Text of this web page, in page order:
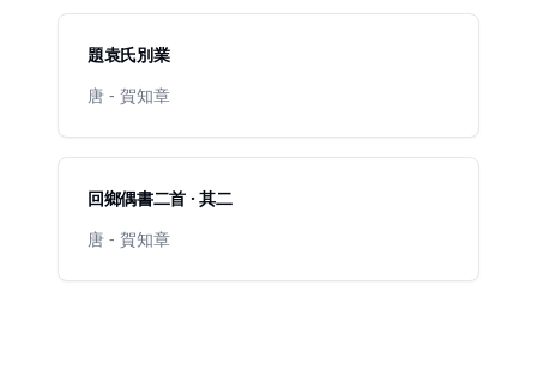
題袁氏別業
唐 - 賀知章
回鄉偶書二首 · 其二
唐 - 賀知章